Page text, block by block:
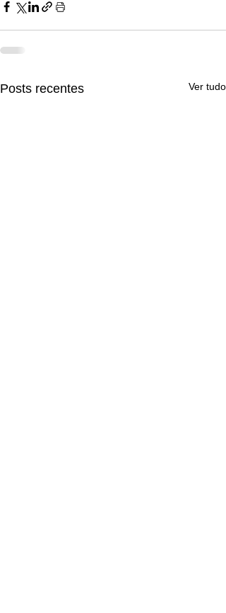
Posts recentes Ver tudo